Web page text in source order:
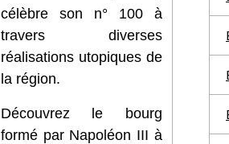
célèbre son n° 100 à
travers diverses
réalisations utopiques de
la région.
Découvrez le bourg
formé par Napoléon III à